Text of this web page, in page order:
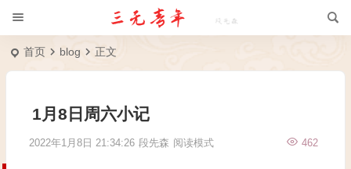
首页 blog 正文
1月8日周六小记
2022年1月8日 21:34:26 段先森 462
阅读模式